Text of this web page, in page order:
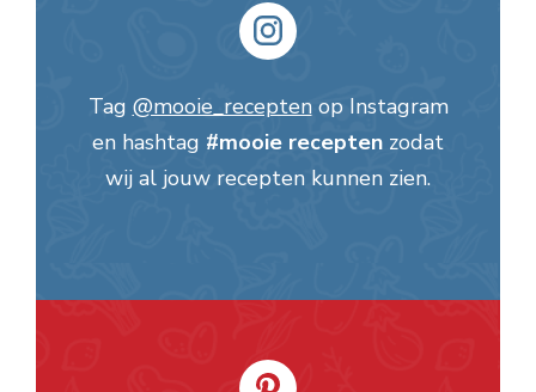
Tag @mooie_receptenop Instagram
en hashtag #mooie recepten zodat
wij al jouw recepten kunnen zien.